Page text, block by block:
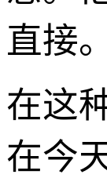
直接
在这
在今